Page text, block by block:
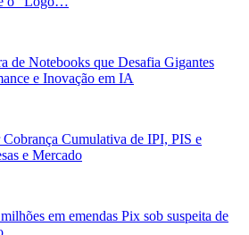
de Notebooks que Desafia Gigantes
e Inovação em IA
Cumulativa de IPI, PIS e
e Mercado
em emendas Pix sob suspeita de